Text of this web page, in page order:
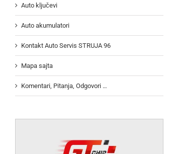
Auto ključevi
Auto akumulatori
Kontakt Auto Servis STRUJA 96
Mapa sajta
Komentari, Pitanja, Odgovori …